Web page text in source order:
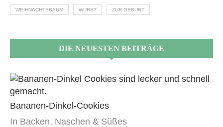
WEIHNACHTSBAUM WURST ZUR GEBURT
DIE NEUESTEN BEITRÄGE
Bananen-Dinkel-Cookies
In Backen, Naschen & Süßes